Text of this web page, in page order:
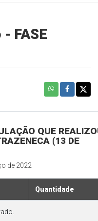
FASE
QUE
(13 DE
de 2022
Quantidade